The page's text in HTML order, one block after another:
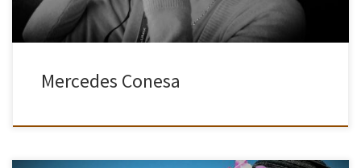
Mercedes Conesa